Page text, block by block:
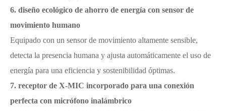
6. diseño ecológico de ahorro de energía con sensor de
movimiento humano
Equipado con un sensor de movimiento altamente sensible,
detecta la presencia humana y ajusta automáticamente el uso de
energía para una eficiencia y sostenibilidad óptimas.
7. receptor de X-MIC incorporado para una conexión
perfecta con micrófono inalámbrico